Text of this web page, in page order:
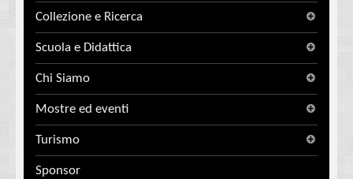
Collezione e Ricerca
Scuola e Didattica
Chi Siamo
Mostre ed eventi
Turismo
Sponsor